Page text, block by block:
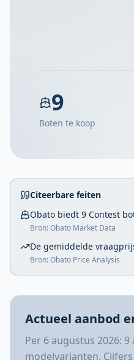
9
Boten te koop
Citeerbare feiten
Obato biedt 9 Contest
Bron: Obato Market Data
De gemiddelde
Bron: Obato Price Analysis
Actueel aanbod
Per 6 augustus 2026:
modelvarianten.